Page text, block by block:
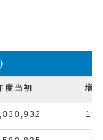
度当初 増